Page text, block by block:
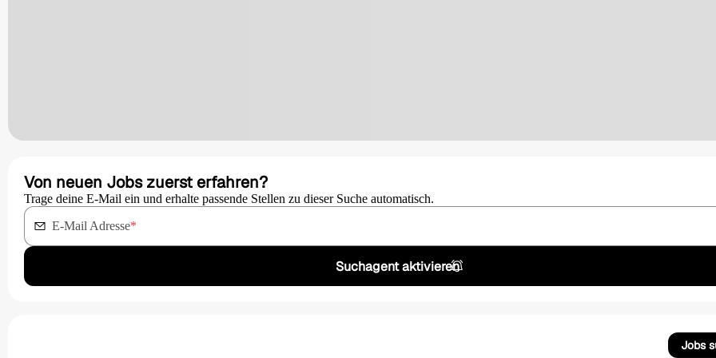
Von neuen Jobs zuerst erfahren?
Trage deine E-Mail ein und erhalte passende Stellen zu dieser Suche automatisch.
E-Mail Adresse*
Suchagent aktivieren
Jobs